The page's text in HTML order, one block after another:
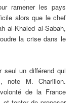
ramener les pays
alors que le chef
al-Khaled al-Sabah,
la crise dans le
seul un différend qui
note M. Charillon.
de la France